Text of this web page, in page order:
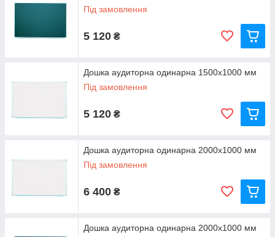
Під замовлення
5 120 ₴
Дошка аудиторна одинарна 1500х1000 мм
Під замовлення
5 120 ₴
Дошка аудиторна одинарна 2000х1000 мм
Під замовлення
6 400 ₴
Дошка аудиторна одинарна 2000х1000 мм